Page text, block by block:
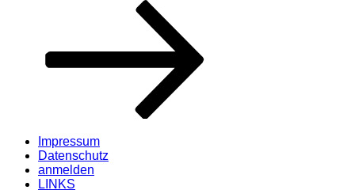
Impressum
Datenschutz
anmelden
LINKS